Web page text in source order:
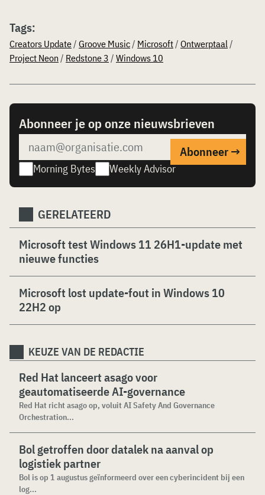
Tags:
Creators Update / Groove Music / Microsoft / Ontwerptaal /
Project Neon / Redstone 3 / Windows 10
Abonneer je op onze nieuwsbrieven
Morning Bytes Weekly Advisor
GERELATEERD
Microsoft test Windows 11 26H1-update met
nieuwe functies
Microsoft lost update-fout in Windows 10
22H2 op
KEUZE VAN DE REDACTIE
Red Hat lanceert asago voor
geautomatiseerde AI-governance
Red Hat richt asago op, voluit AI Safety And Governance
Orchestration...
Bol getroffen door datalek na aanval op
logistiek partner
Bol is op 1 augustus geïnformeerd over een cyberincident bij een
log...